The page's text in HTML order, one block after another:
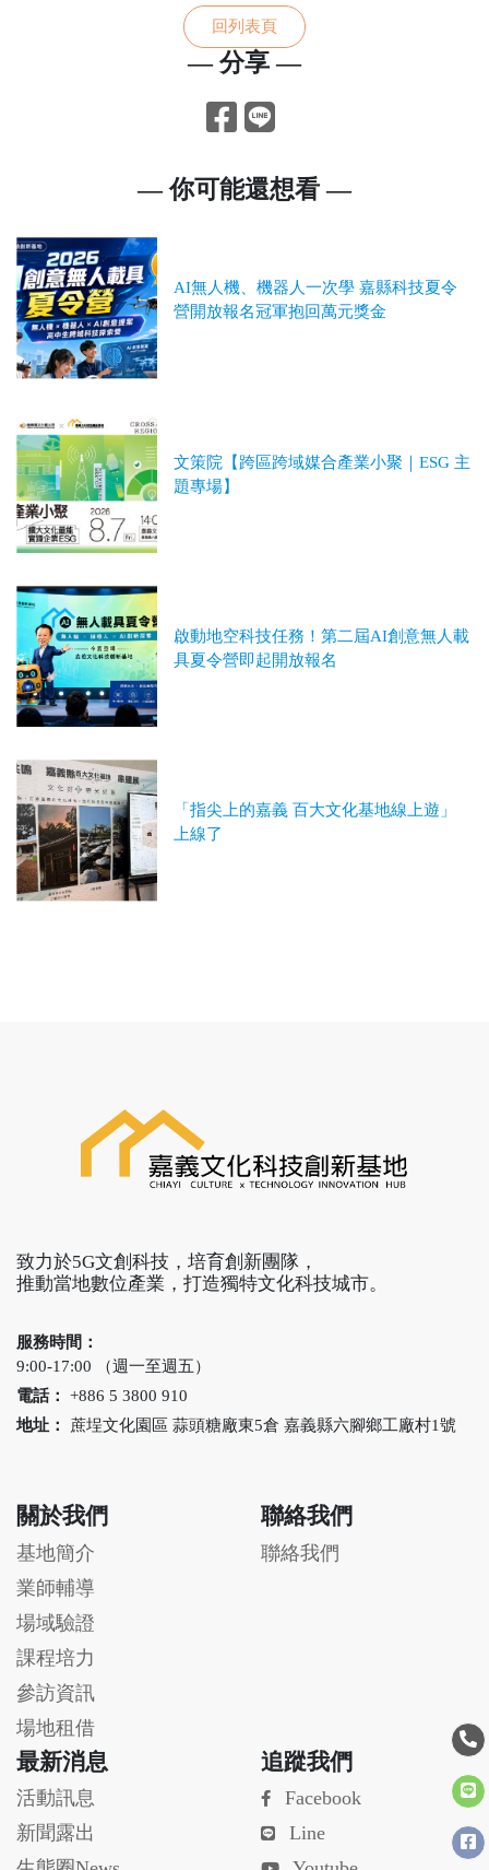
回列表頁
— 分享 —
— 你可能還想看 —
AI無人機、機器人一次學 嘉縣科技夏令
營開放報名冠軍抱回萬元獎金
文策院【跨區跨域媒合產業小聚｜ESG 主
題專場】
啟動地空科技任務！第二屆AI創意無人載
具夏令營即起開放報名
「指尖上的嘉義 百大文化基地線上遊」
上線了
致力於5G文創科技，培育創新團隊，
推動當地數位產業，打造獨特文化科技城市。
服務時間：
9:00-17:00 （週一至週五）
電話： +886 5 3800 910
地址： 蔗埕文化園區 蒜頭糖廠東5倉 嘉義縣六腳鄉工廠村1號
關於我們
基地簡介
業師輔導
場域驗證
課程培力
參訪資訊
場地租借
聯絡我們
聯絡我們
最新消息
活動訊息
新聞露出
追蹤我們
Facebook
Line